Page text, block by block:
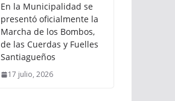
En la Municipalidad se
presentó oficialmente la
Marcha de los Bombos,
de las Cuerdas y Fuelles
Santiagueños
17 julio, 2026